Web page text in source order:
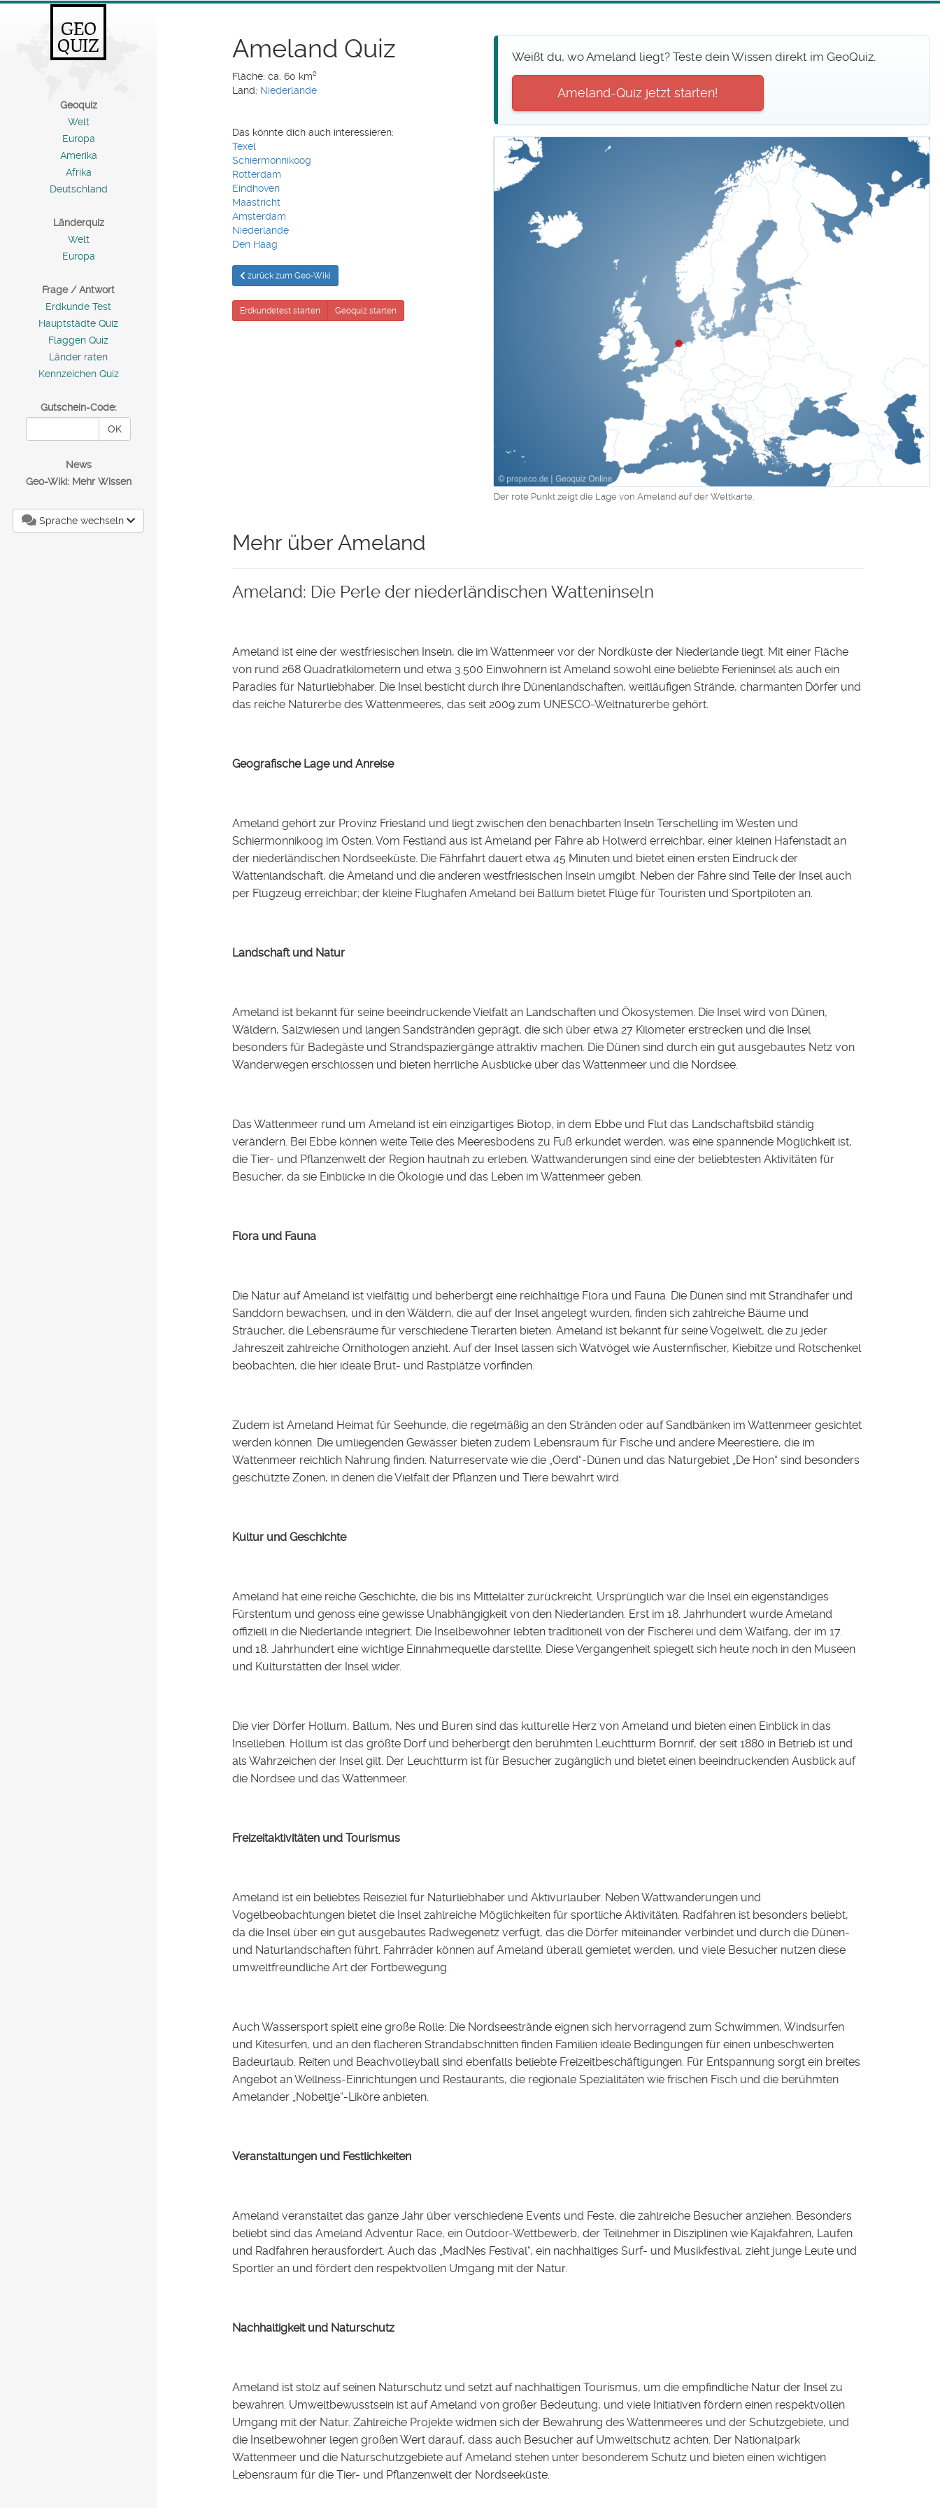
GEO
QUIZ
Geoquiz
Welt
Europa
Amerika
Afrika
Deutschland
Länderquiz
Welt
Europa
Frage / Antwort
Erdkunde Test
Hauptstädte Quiz
Flaggen Quiz
Länder raten
Kennzeichen Quiz
Gutschein-Code:
OK
News
Geo-Wiki: Mehr Wissen
Sprache wechseln
Ameland Quiz
Fläche: ca. 60 km²
Land: Niederlande
Das könnte dich auch interessieren:
Texel
Schiermonnikoog
Rotterdam
Eindhoven
Maastricht
Amsterdam
Niederlande
Den Haag
zurück zum Geo-Wiki
Erdkundetest starten Geoquiz starten
Weißt du, wo Ameland liegt? Teste dein Wissen direkt im GeoQuiz.
Ameland-Quiz jetzt starten!
Der rote Punkt zeigt die Lage von Ameland auf der Weltkarte.
Mehr über Ameland
Ameland: Die Perle der niederländischen Watteninseln
Ameland ist eine der westfriesischen Inseln, die im Wattenmeer vor der Nordküste der Niederlande liegt. Mit einer Fläche
von rund 268 Quadratkilometern und etwa 3.500 Einwohnern ist Ameland sowohl eine beliebte Ferieninsel als auch ein
Paradies für Naturliebhaber. Die Insel besticht durch ihre Dünenlandschaften, weitläufigen Strände, charmanten Dörfer und
das reiche Naturerbe des Wattenmeeres, das seit 2009 zum UNESCO-Weltnaturerbe gehört.
Geografische Lage und Anreise
Ameland gehört zur Provinz Friesland und liegt zwischen den benachbarten Inseln Terschelling im Westen und
Schiermonnikoog im Osten. Vom Festland aus ist Ameland per Fähre ab Holwerd erreichbar, einer kleinen Hafenstadt an
der niederländischen Nordseeküste. Die Fährfahrt dauert etwa 45 Minuten und bietet einen ersten Eindruck der
Wattenlandschaft, die Ameland und die anderen westfriesischen Inseln umgibt. Neben der Fähre sind Teile der Insel auch
per Flugzeug erreichbar; der kleine Flughafen Ameland bei Ballum bietet Flüge für Touristen und Sportpiloten an.
Landschaft und Natur
Ameland ist bekannt für seine beeindruckende Vielfalt an Landschaften und Ökosystemen. Die Insel wird von Dünen,
Wäldern, Salzwiesen und langen Sandstränden geprägt, die sich über etwa 27 Kilometer erstrecken und die Insel
besonders für Badegäste und Strandspaziergänge attraktiv machen. Die Dünen sind durch ein gut ausgebautes Netz von
Wanderwegen erschlossen und bieten herrliche Ausblicke über das Wattenmeer und die Nordsee.
Das Wattenmeer rund um Ameland ist ein einzigartiges Biotop, in dem Ebbe und Flut das Landschaftsbild ständig
verändern. Bei Ebbe können weite Teile des Meeresbodens zu Fuß erkundet werden, was eine spannende Möglichkeit ist,
die Tier- und Pflanzenwelt der Region hautnah zu erleben. Wattwanderungen sind eine der beliebtesten Aktivitäten für
Besucher, da sie Einblicke in die Ökologie und das Leben im Wattenmeer geben.
Flora und Fauna
Die Natur auf Ameland ist vielfältig und beherbergt eine reichhaltige Flora und Fauna. Die Dünen sind mit Strandhafer und
Sanddorn bewachsen, und in den Wäldern, die auf der Insel angelegt wurden, finden sich zahlreiche Bäume und
Sträucher, die Lebensräume für verschiedene Tierarten bieten. Ameland ist bekannt für seine Vogelwelt, die zu jeder
Jahreszeit zahlreiche Ornithologen anzieht. Auf der Insel lassen sich Watvögel wie Austernfischer, Kiebitze und Rotschenkel
beobachten, die hier ideale Brut- und Rastplätze vorfinden.
Zudem ist Ameland Heimat für Seehunde, die regelmäßig an den Stränden oder auf Sandbänken im Wattenmeer gesichtet
werden können. Die umliegenden Gewässer bieten zudem Lebensraum für Fische und andere Meerestiere, die im
Wattenmeer reichlich Nahrung finden. Naturreservate wie die „Oerd“-Dünen und das Naturgebiet „De Hon“ sind besonders
geschützte Zonen, in denen die Vielfalt der Pflanzen und Tiere bewahrt wird.
Kultur und Geschichte
Ameland hat eine reiche Geschichte, die bis ins Mittelalter zurückreicht. Ursprünglich war die Insel ein eigenständiges
Fürstentum und genoss eine gewisse Unabhängigkeit von den Niederlanden. Erst im 18. Jahrhundert wurde Ameland
offiziell in die Niederlande integriert. Die Inselbewohner lebten traditionell von der Fischerei und dem Walfang, der im 17.
und 18. Jahrhundert eine wichtige Einnahmequelle darstellte. Diese Vergangenheit spiegelt sich heute noch in den Museen
und Kulturstätten der Insel wider.
Die vier Dörfer Hollum, Ballum, Nes und Buren sind das kulturelle Herz von Ameland und bieten einen Einblick in das
Inselleben. Hollum ist das größte Dorf und beherbergt den berühmten Leuchtturm Bornrif, der seit 1880 in Betrieb ist und
als Wahrzeichen der Insel gilt. Der Leuchtturm ist für Besucher zugänglich und bietet einen beeindruckenden Ausblick auf
die Nordsee und das Wattenmeer.
Freizeitaktivitäten und Tourismus
Ameland ist ein beliebtes Reiseziel für Naturliebhaber und Aktivurlauber. Neben Wattwanderungen und
Vogelbeobachtungen bietet die Insel zahlreiche Möglichkeiten für sportliche Aktivitäten. Radfahren ist besonders beliebt,
da die Insel über ein gut ausgebautes Radwegenetz verfügt, das die Dörfer miteinander verbindet und durch die Dünen-
und Naturlandschaften führt. Fahrräder können auf Ameland überall gemietet werden, und viele Besucher nutzen diese
umweltfreundliche Art der Fortbewegung.
Auch Wassersport spielt eine große Rolle: Die Nordseestrände eignen sich hervorragend zum Schwimmen, Windsurfen
und Kitesurfen, und an den flacheren Strandabschnitten finden Familien ideale Bedingungen für einen unbeschwerten
Badeurlaub. Reiten und Beachvolleyball sind ebenfalls beliebte Freizeitbeschäftigungen. Für Entspannung sorgt ein breites
Angebot an Wellness-Einrichtungen und Restaurants, die regionale Spezialitäten wie frischen Fisch und die berühmten
Amelander „Nobeltje“-Liköre anbieten.
Veranstaltungen und Festlichkeiten
Ameland veranstaltet das ganze Jahr über verschiedene Events und Feste, die zahlreiche Besucher anziehen. Besonders
beliebt sind das Ameland Adventur Race, ein Outdoor-Wettbewerb, der Teilnehmer in Disziplinen wie Kajakfahren, Laufen
und Radfahren herausfordert. Auch das „MadNes Festival“, ein nachhaltiges Surf- und Musikfestival, zieht junge Leute und
Sportler an und fördert den respektvollen Umgang mit der Natur.
Nachhaltigkeit und Naturschutz
Ameland ist stolz auf seinen Naturschutz und setzt auf nachhaltigen Tourismus, um die empfindliche Natur der Insel zu
bewahren. Umweltbewusstsein ist auf Ameland von großer Bedeutung, und viele Initiativen fördern einen respektvollen
Umgang mit der Natur. Zahlreiche Projekte widmen sich der Bewahrung des Wattenmeeres und der Schutzgebiete, und
die Inselbewohner legen großen Wert darauf, dass auch Besucher auf Umweltschutz achten. Der Nationalpark
Wattenmeer und die Naturschutzgebiete auf Ameland stehen unter besonderem Schutz und bieten einen wichtigen
Lebensraum für die Tier- und Pflanzenwelt der Nordseeküste.